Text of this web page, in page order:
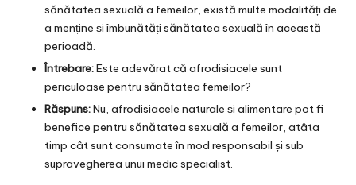
sănătatea sexuală a femeilor, există multe modalități de
a menține și îmbunătăți sănătatea sexuală în această
perioadă.
Întrebare:Este adevărat că afrodisiacele sunt
periculoase pentru sănătatea femeilor?
Răspuns:Nu, afrodisiacele naturale și alimentare pot fi
benefice pentru sănătatea sexuală a femeilor, atâta
timp cât sunt consumate în mod responsabil și sub
supravegherea unui medic specialist.